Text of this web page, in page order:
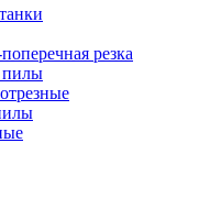
резка
пилы